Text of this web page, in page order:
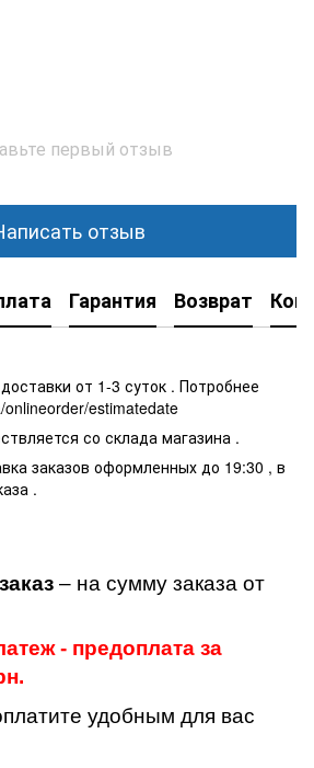
первый отзыв
отзыв
Гарантия Возврат
от 1-3 суток . Потробнее
estimatedate
со склада магазина .
заказов оформленных до 19:30 , в
.
– на сумму заказа от
- предоплата за
удобным для вас